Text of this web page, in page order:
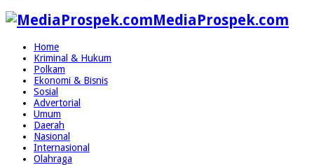
MediaProspek.com
Home
Kriminal & Hukum
Polkam
Ekonomi & Bisnis
Sosial
Advertorial
Umum
Daerah
Nasional
Internasional
Olahraga